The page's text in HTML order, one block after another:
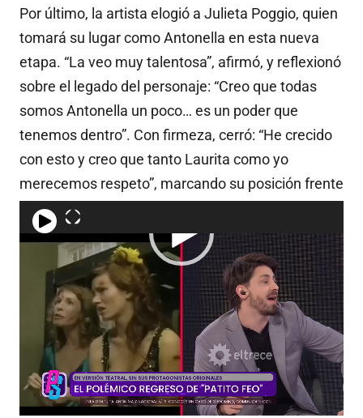
Por último, la artista elogió a Julieta Poggio, quien
tomará su lugar como Antonella en esta nueva
etapa. “La veo muy talentosa”, afirmó, y reflexionó
sobre el legado del personaje: “Creo que todas
somos Antonella un poco… es un poder que
tenemos dentro”. Con firmeza, cerró: “He crecido
con esto y creo que tanto Laurita como yo
merecemos respeto”, marcando su posición frente
a las críticas por no participar del revival.